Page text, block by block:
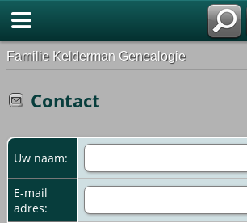
Familie Kelderman Genealogie
Contact
Uw naam:
E-mail
adres: